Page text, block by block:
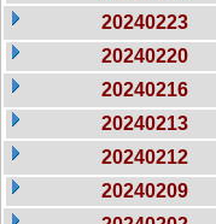
20240223
20240220
20240216
20240213
20240212
20240209